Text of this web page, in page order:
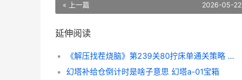
« 上一篇 2026-05-22
延伸阅读
《解压找茬烧脑》第239关80拧床单通关策略 搜索解压小游戏
幻塔补给仓倒计时是啥子意思 幻塔a-01宝箱